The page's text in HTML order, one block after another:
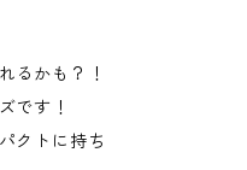
るかも？！
です！
クトに持ち